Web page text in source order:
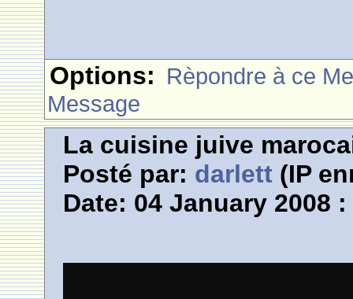
Options: Rèpondre à ce
Message
La cuisine juive
Posté par: darlett (IP
Date: 04 January 2008 :